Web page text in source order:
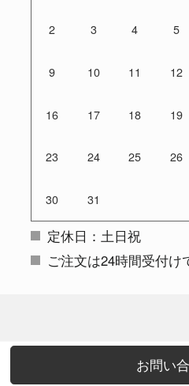
お問い
2 3 4 5
9 10 11 12
16 17 18 19
23 24 25 26
30 31
定休日：土日祝
ご注文は24時間受付け